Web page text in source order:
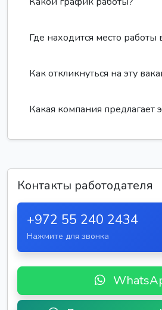
Где находится место работы
Как откликнуться на эту
Какая компания предлагает
Контакты работодателя
+972 55 240 2434
Нажмите для звонка